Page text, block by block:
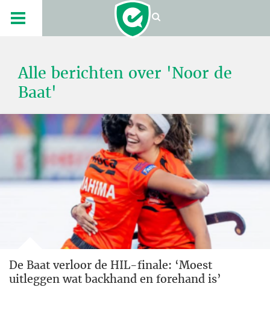
Alle berichten over 'Noor de
Baat'
De Baat verloor de HIL-finale: ‘Moest
uitleggen wat backhand en forehand is’